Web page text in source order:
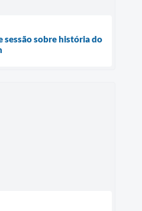
sessão sobre história do